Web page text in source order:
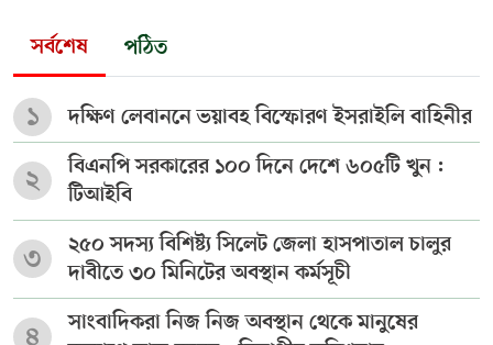
সর্বশেষ পঠিত
১ দক্ষিণ লেবাননে ভয়াবহ বিস্ফোরণ ইসরাইলি বাহিনীর
২
বিএনপি সরকারের ১০০ দিনে দেশে ৬০৫টি খুন :
টিআইবি
৩
২৫০ সদস্য বিশিষ্ট্য সিলেট জেলা হাসপাতাল চালুর
দাবীতে ৩০ মিনিটের অবস্থান কর্মসূচী
৪
সাংবাদিকরা নিজ নিজ অবস্থান থেকে মানুষের